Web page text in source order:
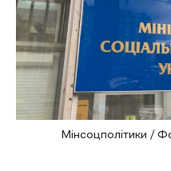
Мінсоцполітики /